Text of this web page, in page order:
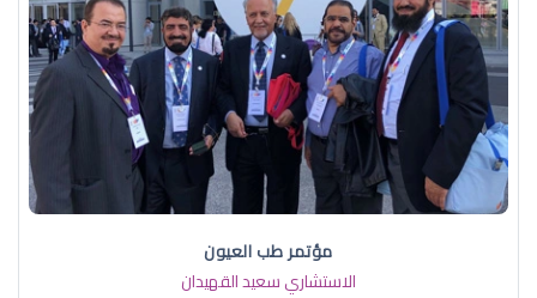
مؤتمر طب العيون
الاستشاري سعيد القهيدان